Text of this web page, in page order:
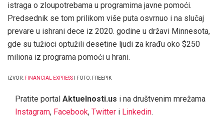
istraga o zloupotrebama u programima javne pomoći.
Predsednik se tom prilikom više puta osvrnuo i na slučaj
prevare u ishrani dece iz 2020. godine u državi Minnesota,
gde su tužioci optužili desetine ljudi za krađu oko $250
miliona iz programa pomoći u hrani.
IZVOR: FINANCIAL EXPRESS I FOTO: FREEPIK
Pratite portal Aktuelnosti.us i na društvenim mrežama
Instagram, Facebook, Twitter i Linkedin.